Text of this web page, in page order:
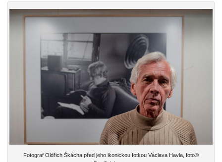
Fotograf Oldřich Škácha před jeho ikonickou fotkou Václava Havla, foto©